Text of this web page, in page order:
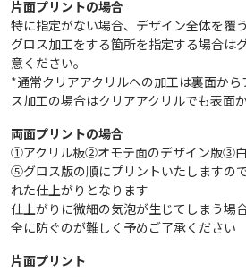
片面プリントの場合
特に指定がない場合、デザイン全体を覆
グロス加工をする箇所を指定する場合は
意ください。
*通常クリアアクリルへの加工は裏面か
ス加工の場合はクリアアクリルでも表面
両面プリントの場合
①アクリル板②オモテ面のデザイン版③
⑤グロス版の順にプリントいたしますの
れた仕上がりとなります
仕上がりに微細の気泡が生じてしまう場
全に防ぐのが難しく予めご了承ください
片面プリント